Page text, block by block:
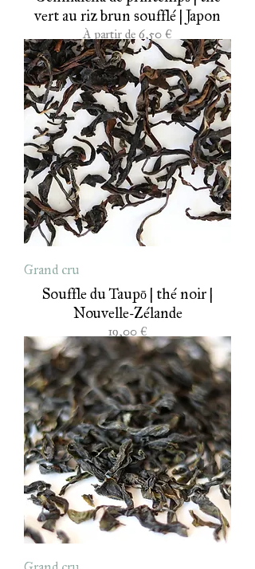
vert au riz brun soufflé | Japon
À partir de 6,50 €
Prix promotionnel
Grand cru
Souffle du Taupō | thé noir |
Nouvelle-Zélande
19,00 €
Grand cru